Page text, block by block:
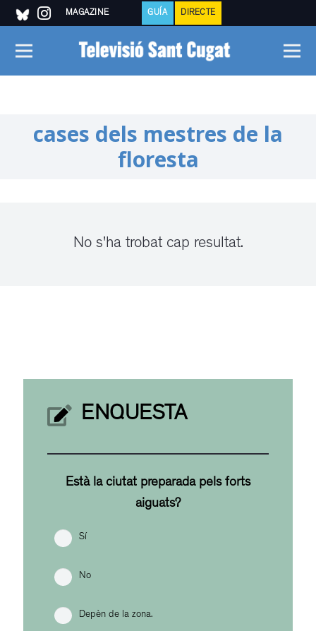
MAGAZINE GUÍA DIRECTE
cases dels mestres de la
floresta
No s'ha trobat cap resultat.
ENQUESTA
Està la ciutat preparada pels forts
aiguats?
Sí
No
Depèn de la zona.